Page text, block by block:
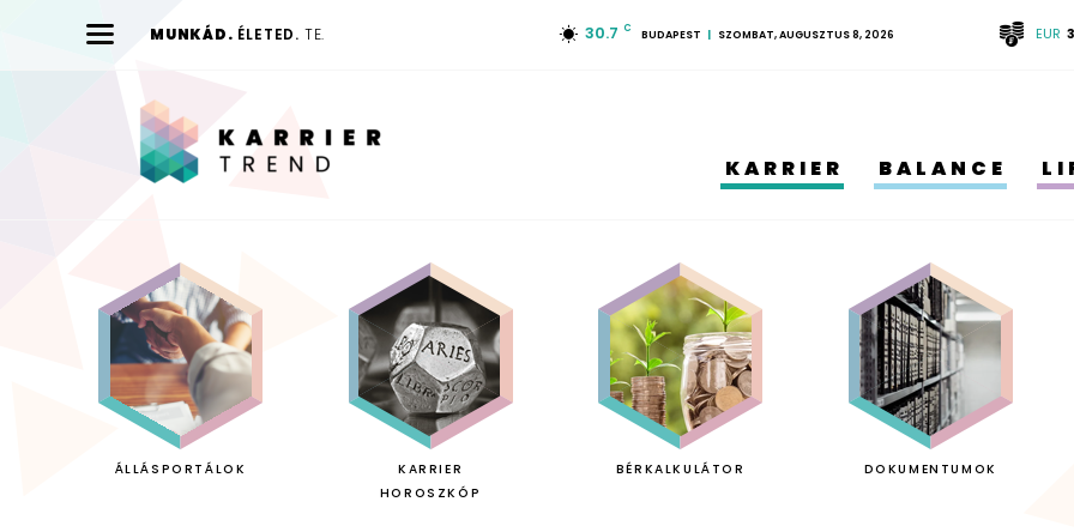
MUNKÁD. ÉLETED. TE. 30.7 C BUDAPEST SZOMBAT, AUGUSZTUS 8, 2026 EUR
KARRIER BALANCE
ÁLLÁSPORTÁLOK
KARRIER
HOROSZKÓP
BÉRKALKULÁTOR DOKUMENTUMOK